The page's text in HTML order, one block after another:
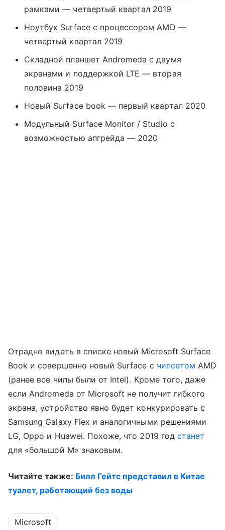
рамками — четвертый квартал 2019
Ноутбук Surface с процессором AMD —
четвертый квартал 2019
Складной планшет Andromeda с двумя
экранами и поддержкой LTE — вторая
половина 2019
Новый Surface book — первый квартал 2020
Модульный Surface Monitor / Studio с
возможностью апгрейда — 2020
Отрадно видеть в списке новый Microsoft Surface
Book и совершенно новый Surface с чипсетом AMD
(ранее все чипы были от Intel). Кроме того, даже
если Andromeda от Microsoft не получит гибкого
экрана, устройство явно будет конкурировать с
Samsung Galaxy Flex и аналогичными решениями
LG, Oppo и Huawei. Похоже, что 2019 год станет
для «большой М» знаковым.
Читайте также: Билл Гейтс представил в Китае
туалет, работающий без воды
Microsoft